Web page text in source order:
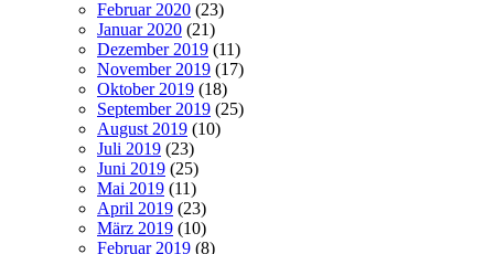
Februar 2020 (23)
Januar 2020 (21)
Dezember 2019 (11)
November 2019 (17)
Oktober 2019 (18)
September 2019 (25)
August 2019 (10)
Juli 2019 (23)
Juni 2019 (25)
Mai 2019 (11)
April 2019 (23)
März 2019 (10)
Februar 2019 (8)